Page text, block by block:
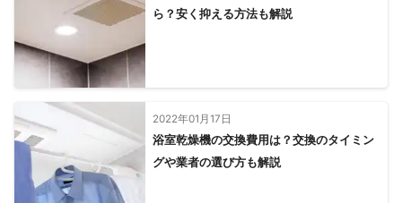
ら？安く抑える方法も解説
2022年01月17日
浴室乾燥機の交換費用は？交換のタイミン
グや業者の選び方も解説